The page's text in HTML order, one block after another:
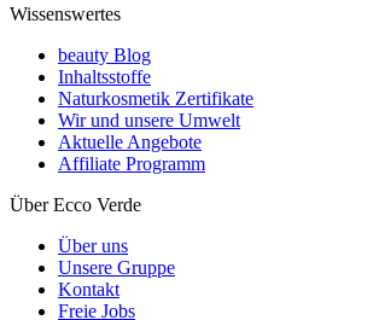
Wissenswertes
beauty Blog
Inhaltsstoffe
Naturkosmetik Zertifikate
Wir und unsere Umwelt
Aktuelle Angebote
Affiliate Programm
Über Ecco Verde
Über uns
Unsere Gruppe
Kontakt
Freie Jobs